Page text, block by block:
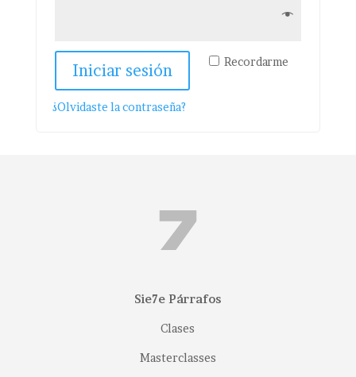
Recordarme
Iniciar sesión
¿Olvidaste la contraseña?
Sie7e Párrafos
Clases
Masterclasses